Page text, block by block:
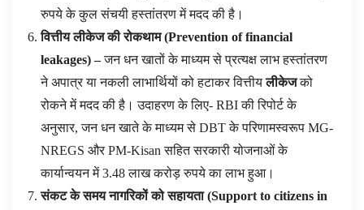
रुपये के कुल संचयी हस्तांतरण में मदद की है।
वित्तीय लीकेज की रोकथाम(Prevention of financial
leakages) –जन धन खातों के माध्यम से प्रत्यक्ष लाभ हस्तांतरण
ने अपात्र या नकली लाभार्थियों को हटाकर वित्तीयलीकेजको
रोकने में मदद की है। उदाहरण के लिए- RBI की रिपोर्ट के
अनुसार, जन धन खाते के माध्यम से DBT के परिणामस्वरूप MG-
NREGS और PM-Kisan सहित सरकारी योजनाओं के
कार्यान्वयन में 3.48 लाख करोड़ रुपये का लाभ हुआ।
संकट के समय नागरिकों को सहायता(Support to citizens in